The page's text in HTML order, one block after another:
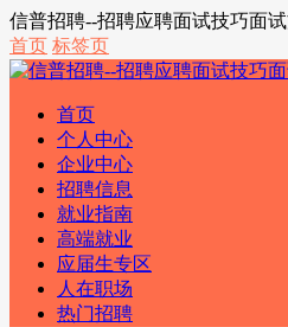
信普招聘--招聘应聘面试技巧面
首页 标签页
首页
个人中心
企业中心
招聘信息
就业指南
高端就业
应届生专区
人在职场
热门招聘